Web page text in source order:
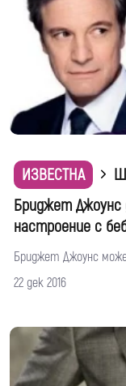
ИЗВЕСТНА
Бриджет Джоунс
настроение с
Бриджет Джоунс
22 дек 2016